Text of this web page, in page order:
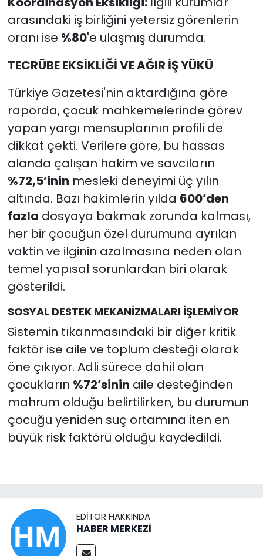
arasındaki iş birliğini yetersiz görenlerin
oranı ise %80'e ulaşmış durumda.
TECRÜBE EKSİKLİĞİ VE AĞIR İŞ YÜKÜ
Türkiye Gazetesi'nin aktardığına göre
raporda, çocuk mahkemelerinde görev
yapan yargı mensuplarının profili de
dikkat çekti. Verilere göre, bu hassas
alanda çalışan hakim ve savcıların
%72,5’inin mesleki deneyimi üç yılın
altında. Bazı hakimlerin yılda 600’den
fazla dosyaya bakmak zorunda kalması,
her bir çocuğun özel durumuna ayrılan
vaktin ve ilginin azalmasına neden olan
temel yapısal sorunlardan biri olarak
gösterildi.
SOSYAL DESTEK MEKANİZMALARI İŞLEMİYOR
Sistemin tıkanmasındaki bir diğer kritik
faktör ise aile ve toplum desteği olarak
öne çıkıyor. Adli sürece dahil olan
çocukların %72’sinin aile desteğinden
mahrum olduğu belirtilirken, bu durumun
çocuğu yeniden suç ortamına iten en
büyük risk faktörü olduğu kaydedildi.
EDITÖR HAKKINDA
HABER MERKEZİ